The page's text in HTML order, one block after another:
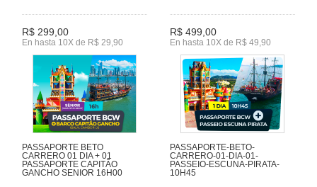
R$ 299,00
En hasta 10X de R$ 29,90
R$ 499,00
En hasta 10X de R$ 49,90
PASSAPORTE BETO
CARRERO 01 DIA + 01
PASSAPORTE CAPITÃO
GANCHO SENIOR 16H00
PASSAPORTE-BETO-
CARRERO-01-DIA-01-
PASSEIO-ESCUNA-PIRATA-
10H45